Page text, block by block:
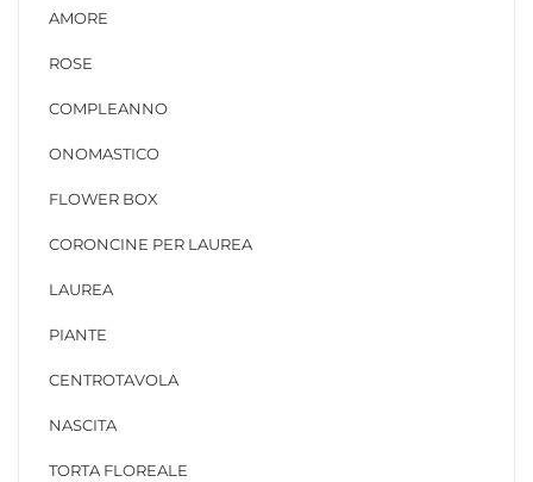
AMORE
ROSE
COMPLEANNO
ONOMASTICO
FLOWER BOX
CORONCINE PER LAUREA
LAUREA
PIANTE
CENTROTAVOLA
NASCITA
TORTA FLOREALE